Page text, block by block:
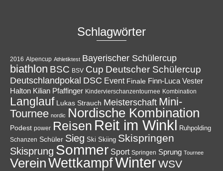
Schlagwörter
2016 Alpencup Athletiktest Bayerischer Schülercup
biathlon BSC BSV Cup Deutscher Schülercup
Deutschlandpokal DSC Event Finale Finn-Luca Vester
Halton Kilian Pfaffinger Kindervierschanzentournee Kombination
Langlauf Lukas Strauch Meisterschaft Mini-
Tournee nordic Nordische Kombination
Podest power Reisen Reit im Winkl Ruhpolding
Schanzen Schüler Sieg Ski Skiing Skispringen
Skisprung Sommer Sport Springen Sprung Tournee
VereinWettkampfWinterWSV